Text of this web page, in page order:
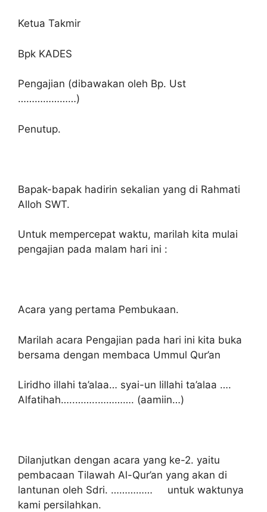
Ketua Takmir
Bpk KADES
Pengajian (dibawakan oleh Bp. Ust
…………………)
Penutup.
Bapak-bapak hadirin sekalian yang di Rahmati
Alloh SWT.
Untuk mempercepat waktu, marilah kita mulai
pengajian pada malam hari ini :
Acara yang pertama Pembukaan.
Marilah acara Pengajian pada hari ini kita buka
bersama dengan membaca Ummul Qur’an
Liridho illahi ta’alaa… syai-un lillahi ta’alaa ….
Alfatihah…..……..…………. (aamiin…)
Dilanjutkan dengan acara yang ke-2. yaitu
pembacaan Tilawah Al-Qur’an yang akan di
lantunan oleh Sdri. …………… untuk waktunya
kami persilahkan.